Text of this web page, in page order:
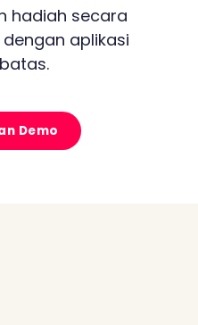
hadiah secara
aplikasi
Demo